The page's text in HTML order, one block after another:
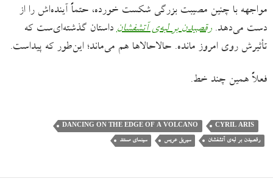
مواجهه با چنین مصیبت بزرگی شکست خورده، حتماً آینده‌اش را از
دست می‌دهد.رقصیدن بر لبه‌ی آتشفشان داستان گذشته‌ای‌ست که
تأثیرش روی امروز مانده. حالاحالاها هم می‌ماند؛ این‌طور که پیداست.
فعلاً همین چند خط.
CYRIL ARIS
DANCING ON THE EDGE OF A VOLCANO
رقصیدن بر لبه‌ی آتشفشان سیریل عریس سینمای مستند